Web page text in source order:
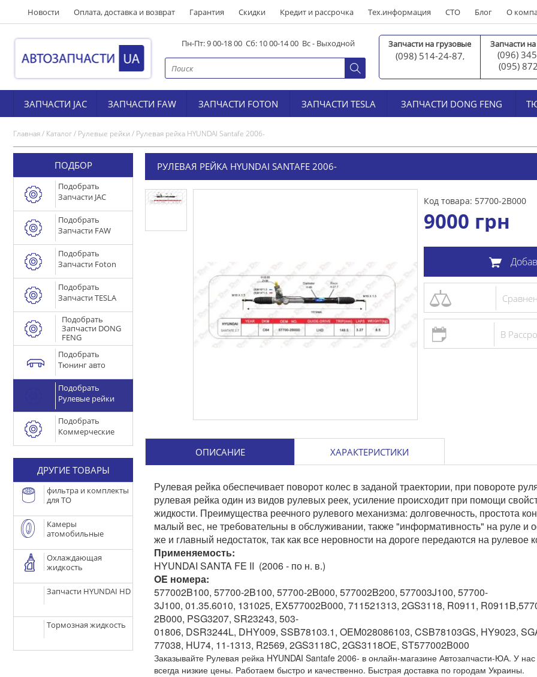
Новости Оплата, доставка и возврат Гарантия Скидки Кредит и рассрочка Тех.информация СТО Блог О
Пн-Пт: 9 00-18 00 Сб: 10 00-14 00 Вс - Выходной Запчасти на грузовые
(098) 514-24-87,
Запчасти
(096)
(095)
ЗАПЧАСТИ JAC ЗАПЧАСТИ FAW ЗАПЧАСТИ FOTON ЗАПЧАСТИ TESLA ЗАПЧАСТИ DONG FENG
Главная/ Каталог/ Рулевые рейки / Рулевая рейка HYUNDAI Santafe 2006-
ПОДБОР
Подобрать
Запчасти JAC
Подобрать
Запчасти FAW
Подобрать
Запчасти Foton
Подобрать
Запчасти TESLA
Подобрать
Запчасти DONG
FENG
Подобрать
Тюнинг авто
Подобрать
Рулевые рейки
Подобрать
Коммерческие
ДРУГИЕ ТОВАРЫ
фильтра и комплекты
для ТО
Камеры
атомобильные
Охлаждающая
жидкость
Запчасти HYUNDAI HD
Тормозная жидкость
РУЛЕВАЯ РЕЙКА HYUNDAI SANTAFE 2006-
Код товара: 57700-2B000
9000 грн
В
ОПИСАНИЕ ХАРАКТЕРИСТИКИ
Рулевая рейка обеспечивает поворот колес в заданой траектории, при повороте
рулевая рейка один из видов рулевых реек, усиление происходит при помощи
жидкости. Преимущества реечного рулевого механизма: долговечность, простота
малый вес, не требовательны в обслуживании, также "информативность" на руле и
же и главный недостаток, так как все неровности на дороге передаются на рулевое
Применяемость:
HYUNDAI SANTA FE II (2006 - по н. в.)
OE номера:
577002B100, 57700-2B100, 57700-2B000, 577002B200, 577003J100, 57700-
3J100, 01.35.6010, 131025, EX577002B000, 711521313, 2GS3118, R0911,
2B000, PSG3207, SR23243, 503-
01806, DSR3244L, DHY009, SSB78103.1, OEM028086103, CSB78103GS, HY9023,
77038, HU74, 11-1313, R2569, 2GS3118C, 2GS3118OE, ST577002B000
Заказывайте Рулевая рейка HYUNDAI Santafe 2006- в онлайн-магазине Автозапчасти-ЮА. У
всегда низкие цены. Работаем быстро и качественно. Быстрая доставка по городам Украины.